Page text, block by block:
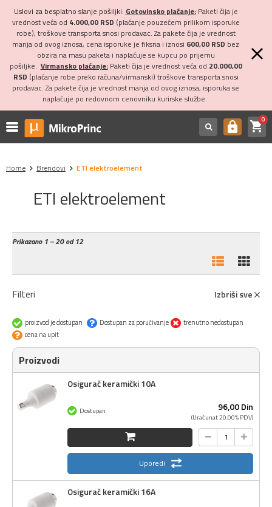
Uslovi za besplatno slanje pošiljki: Gotovinsko plaćanje:Paketi čija je
vrednost veća od 4.000,00 RSD (plaćanje pouzećem prilikom isporuke
robe), troškove transporta snosi prodavac. Za pakete čija je vrednost
manja od ovog iznosa, cena isporuke je fiksna i iznosi 600,00 RSD bez
obzira na masu paketa i naplaćuje se kupcu po prijemu
pošiljke. Virmansko plaćanje:Paketi čija je vrednost veća od 20.000,00
RSD (plaćanje robe preko računa/virmanski) troškove transporta snosi
prodavac. Za pakete čija je vrednost manja od ovog iznosa, isporuka se
naplaćuje po redovnom cenovniku kurirske službe.
https shopping_cart0
Home Brendovi ETI elektroelement
ETI elektroelement
Prikazano1 – 20 od 12
Filteri Izbriši sve
proizvod je dostupan Dostupan za poručivanje
trenutno nedostupan
cena na upit
Proizvodi
Osigurač keramički 10A
96,00Din
(Uračunat 20.00% PDV)
Dostupan
Uporedi
Osigurač keramički 16A